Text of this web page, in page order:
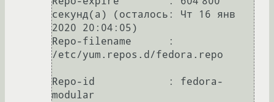
секунд(а) (осталось: Чт 16 янв
2020 20:04:05)
Repo-filename      :
/etc/yum.repos.d/fedora.repo
Repo-id            : fedora-
modular